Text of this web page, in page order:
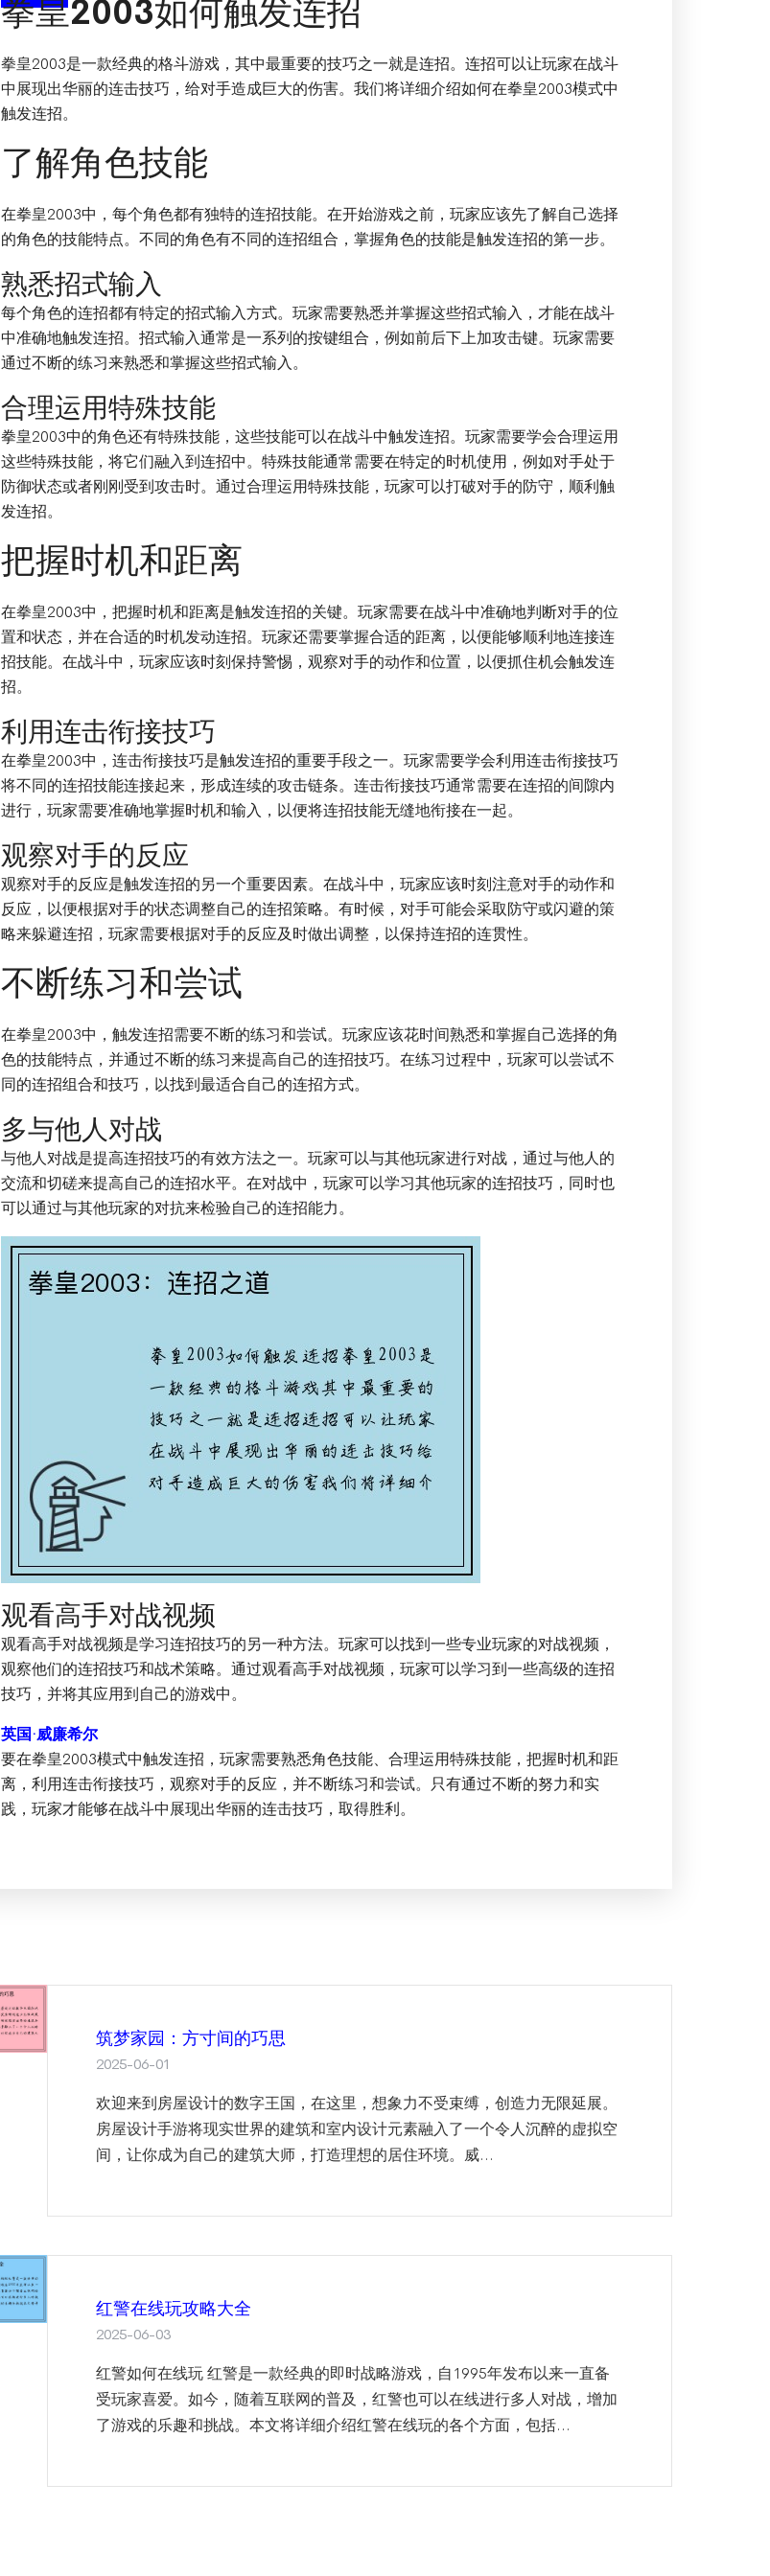
拳皇2003如何触发连招
拳皇2003是一款经典的格斗游戏，其中最重要的技巧之一就是连招。连招可以让玩家在战斗
中展现出华丽的连击技巧，给对手造成巨大的伤害。我们将详细介绍如何在拳皇2003模式中
触发连招。
了解角色技能
在拳皇2003中，每个角色都有独特的连招技能。在开始游戏之前，玩家应该先了解自己选择
的角色的技能特点。不同的角色有不同的连招组合，掌握角色的技能是触发连招的第一步。
熟悉招式输入
每个角色的连招都有特定的招式输入方式。玩家需要熟悉并掌握这些招式输入，才能在战斗
中准确地触发连招。招式输入通常是一系列的按键组合，例如前后下上加攻击键。玩家需要
通过不断的练习来熟悉和掌握这些招式输入。
合理运用特殊技能
拳皇2003中的角色还有特殊技能，这些技能可以在战斗中触发连招。玩家需要学会合理运用
这些特殊技能，将它们融入到连招中。特殊技能通常需要在特定的时机使用，例如对手处于
防御状态或者刚刚受到攻击时。通过合理运用特殊技能，玩家可以打破对手的防守，顺利触
发连招。
把握时机和距离
在拳皇2003中，把握时机和距离是触发连招的关键。玩家需要在战斗中准确地判断对手的位
置和状态，并在合适的时机发动连招。玩家还需要掌握合适的距离，以便能够顺利地连接连
招技能。在战斗中，玩家应该时刻保持警惕，观察对手的动作和位置，以便抓住机会触发连
招。
利用连击衔接技巧
在拳皇2003中，连击衔接技巧是触发连招的重要手段之一。玩家需要学会利用连击衔接技巧
将不同的连招技能连接起来，形成连续的攻击链条。连击衔接技巧通常需要在连招的间隙内
进行，玩家需要准确地掌握时机和输入，以便将连招技能无缝地衔接在一起。
观察对手的反应
观察对手的反应是触发连招的另一个重要因素。在战斗中，玩家应该时刻注意对手的动作和
反应，以便根据对手的状态调整自己的连招策略。有时候，对手可能会采取防守或闪避的策
略来躲避连招，玩家需要根据对手的反应及时做出调整，以保持连招的连贯性。
不断练习和尝试
在拳皇2003中，触发连招需要不断的练习和尝试。玩家应该花时间熟悉和掌握自己选择的角
色的技能特点，并通过不断的练习来提高自己的连招技巧。在练习过程中，玩家可以尝试不
同的连招组合和技巧，以找到最适合自己的连招方式。
多与他人对战
与他人对战是提高连招技巧的有效方法之一。玩家可以与其他玩家进行对战，通过与他人的
交流和切磋来提高自己的连招水平。在对战中，玩家可以学习其他玩家的连招技巧，同时也
可以通过与其他玩家的对抗来检验自己的连招能力。
观看高手对战视频
观看高手对战视频是学习连招技巧的另一种方法。玩家可以找到一些专业玩家的对战视频，
观察他们的连招技巧和战术策略。通过观看高手对战视频，玩家可以学习到一些高级的连招
技巧，并将其应用到自己的游戏中。
英国·威廉希尔
要在拳皇2003模式中触发连招，玩家需要熟悉角色技能、合理运用特殊技能，把握时机和距
离，利用连击衔接技巧，观察对手的反应，并不断练习和尝试。只有通过不断的努力和实
践，玩家才能够在战斗中展现出华丽的连击技巧，取得胜利。
筑梦家园：方寸间的巧思
2025-06-01
欢迎来到房屋设计的数字王国，在这里，想象力不受束缚，创造力无限延展。
房屋设计手游将现实世界的建筑和室内设计元素融入了一个令人沉醉的虚拟空
间，让你成为自己的建筑大师，打造理想的居住环境。威...
红警在线玩攻略大全
2025-06-03
红警如何在线玩 红警是一款经典的即时战略游戏，自1995年发布以来一直备
受玩家喜爱。如今，随着互联网的普及，红警也可以在线进行多人对战，增加
了游戏的乐趣和挑战。本文将详细介绍红警在线玩的各个方面，包括...